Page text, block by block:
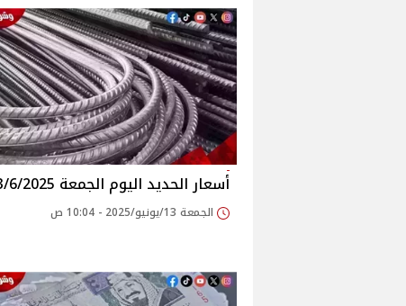
أسعار الحديد اليوم الجمعة 13/6/2025
الجمعة 13/يونيو/2025 - 10:04 ص